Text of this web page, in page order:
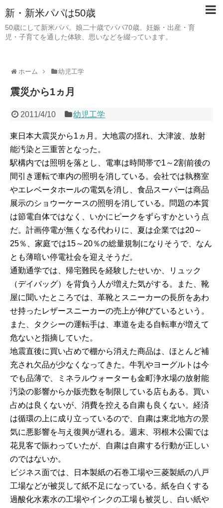
新・新米パパは50歳
50歳にして新米パパ。娘二十歳でパパ70歳。妊娠・出産・育
児・子育てを通した体験、思いなどを綴っています。
ホーム 幼児工学
震災から1ヵ月
2011/4/10 幼児工学
東日本大震災から1ヵ月。大地震の揺れ、大津波、放射
能汚染と三重苦となった。
駅構内では照明を落とし、電車は時間帯で1～2割前後の
間引き運転で車内の照明を消している。会社では執務室
やエレベータホールの電気を消し、食品スーパーは商品
展示のショウーケースの照明を消している。問題の本質
は節電自体ではなく、いかにピークをずらすかという点
だ。計画停電が無くなる代わりに、夏は企業では20～
25％、家庭では15～20％の総量規制になりそうで、なん
とも薄暗い停電社会を迎えそうだ。
通勤通学では、帰宅難民を経験したせいか、リュック
（デイバッグ）を背負う人が増えた気がする。また、靴
屋に聞いたところでは、革靴とスニーカーの長所をあわ
せ持ったレザースニーカーの売上が伸びているという。
また、タクシーの運転手は、車道を走る自転車が増えて
危ないと指摘していた。
地震直後に買い占めで棚から消えた商品は、ほとんど補
充され欠品が少なくなってきた。牛乳やヨーグルトは今
でも品薄で、ミネラルウォーターも金町浄水場の放射能
汚染の影響からか販売数を制限している店もある。買い
占めは良くないが、消費を控える自粛も良くない。経済
は循環の上に成り立っているので、自粛は東北地方の景
気に悪影響を与え復興が遅れる。週末、羽根木公園では
花見客で賑わっていたが、自粛は自粛する行動が正しい
のではないか。
ビジネス面では、日本製紙の石巻工場や三菱製紙の八戸
工場などが被災して紙不足になっている。紙を白くする
過酸化水素水の工場やインクの工場も被災し、白い紙や